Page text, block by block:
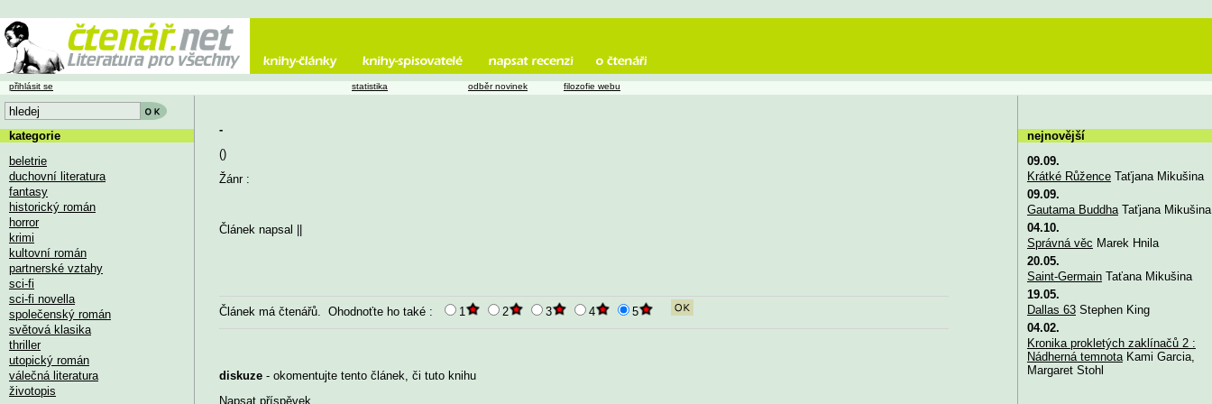
-
()
Žánr :
Článek napsal
Článek máčtenářů. Ohodnoťte ho také : 1 2 3 4 5
diskuze - okomentujte tento článek, či tuto knihu
Napsat příspěvek
přihlásit se statistika odběr novinek filozofie webu
kategorie
beletrie
duchovní literatura
fantasy
historický román
horror
krimi
kultovní román
partnerské vztahy
sci-fi
sci-fi novella
společenský román
světová klasika
thriller
utopický román
válečná literatura
životopis
nejnovější
09.09.
Krátké RůženceTaťjana Mikušina
09.09.
Gautama BuddhaTaťjana Mikušina
04.10.
Správná věc Marek Hnila
20.05.
Saint-GermainTaťana Mikušina
19.05.
Dallas 63Stephen King
04.02.
Kronika prokletých zaklínačů 2 :
Nádherná temnotaKami Garcia,
Margaret Stohl